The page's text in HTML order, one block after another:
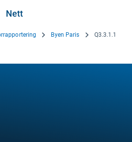
Nett
Byen Paris Q3.3.1.1